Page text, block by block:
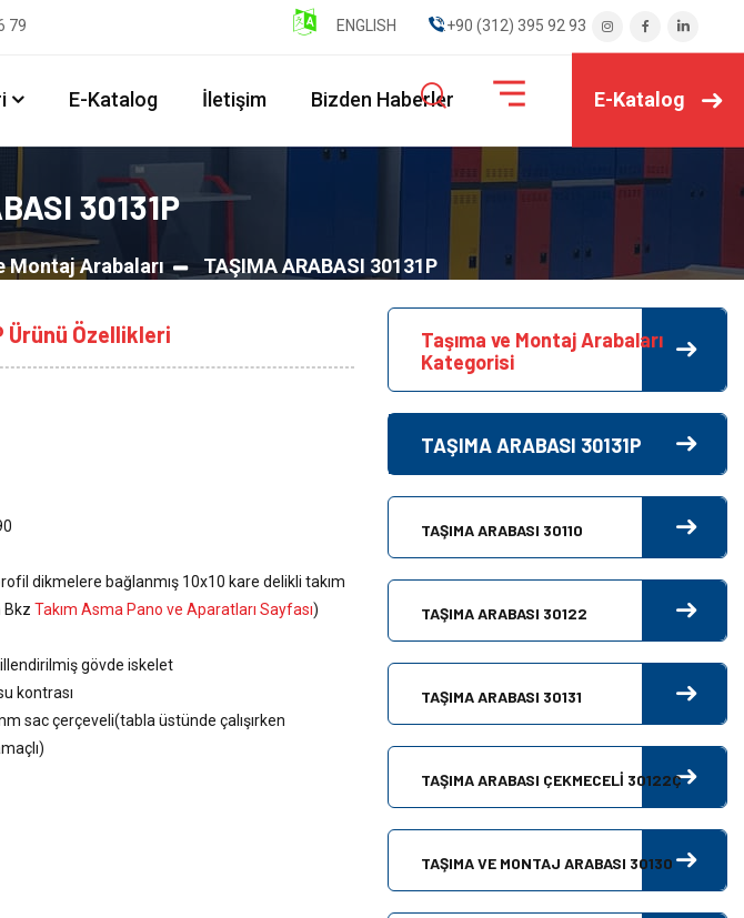
79 ENGLISH " ".+90 (312) 395 92 93
E-Katalog İletişim Bizden Haberler E-Katalog
30131P
Montaj Arabaları TAŞIMA ARABASI 30131P
Ürünü Özellikleri
dikmelere bağlanmış 10x10 kare delikli takım
Bkz Takım Asma Pano ve Aparatları Sayfası)
gövde iskelet
kontrası
sac çerçeveli(tabla üstünde çalışırken
Taşıma ve Montaj Arabaları
Kategorisi
TAŞIMA ARABASI 30131P
TAŞIMA ARABASI 30110
TAŞIMA ARABASI 30122
TAŞIMA ARABASI 30131
TAŞIMA ARABASI ÇEKMECELİ 30122Ç
TAŞIMA VE MONTAJ ARABASI 30130